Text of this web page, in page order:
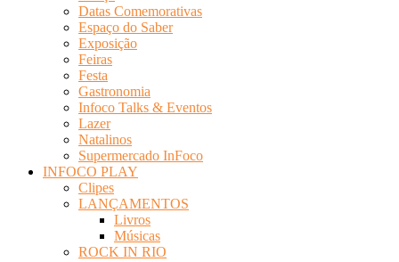
Datas Comemorativas
Espaço do Saber
Exposição
Feiras
Festa
Gastronomia
Infoco Talks & Eventos
Lazer
Natalinos
Supermercado InFoco
INFOCO PLAY
Clipes
LANÇAMENTOS
Livros
Músicas
ROCK IN RIO